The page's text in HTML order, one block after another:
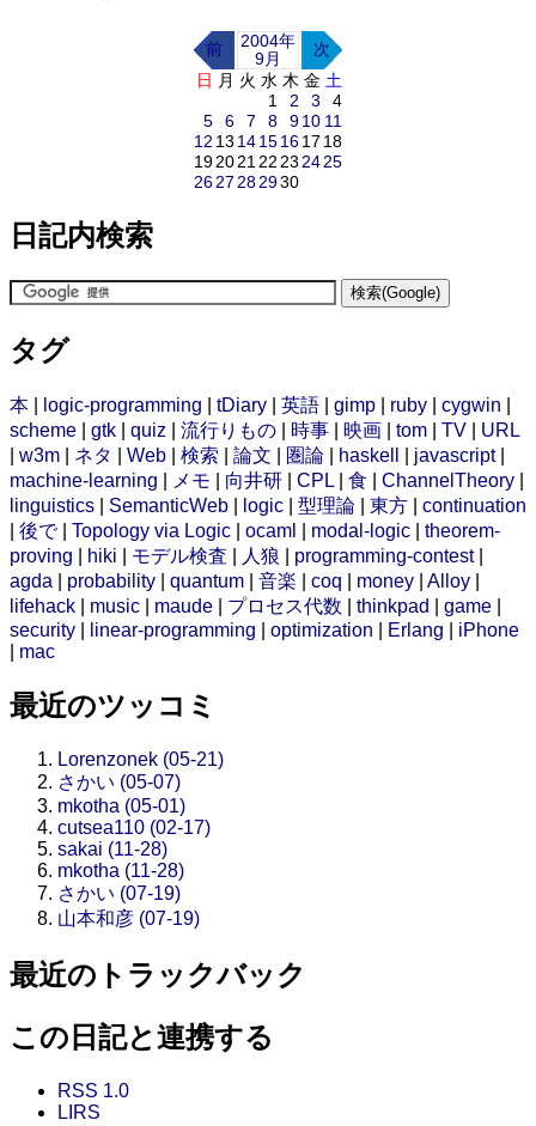
前
2004年
9月
次
日 月 火 水 木 金 土
1
2 3
4
5
6 7 8 910 11
12 13 14151617 18
192021 22 23 2425
2627 282930
日記内検索
タグ
本 logic-programming tDiary 英語 gimp ruby cygwin
scheme
gtk quiz 流行りもの 時事 映画 tom TV
URL
w3m ネタ Web 検索 論文 圏論 haskell javascript|
machine-learning
メモ 向井研 CPL 食 ChannelTheory
linguistics
SemanticWeb logic 型理論 東方
continuation
後で| Topology via Logic ocaml modal-logic
theorem-
proving
hiki モデル検査 人狼 programming-contest|
agda
probability quantum 音楽 coq money Alloy
lifehack
music maude プロセス代数 thinkpad game
security
linear-programming optimization Erlang
iPhone
mac
最近のツッコミ
Lorenzonek (05-21)
さかい (05-07)
mkotha (05-01)
cutsea110 (02-17)
sakai (11-28)
mkotha (11-28)
さかい (07-19)
山本和彦 (07-19)
最近のトラックバック
この日記と連携する
RSS 1.0
LIRS